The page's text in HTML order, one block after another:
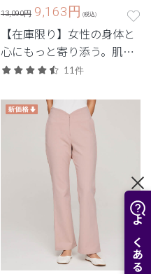
13,090円 9,163円 (税込)
【在庫限り】女性の身体と
心にもっと寄り添う。肌触
りにこだわった素材と柔ら
徴。
11件